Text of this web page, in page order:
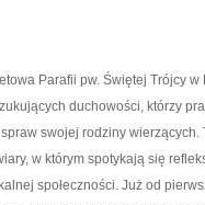
Parafii pw. Świętej Trójcy
duchowości, którzy
swojej rodziny wierzących.
w którym spotykają się
społeczności. Już od